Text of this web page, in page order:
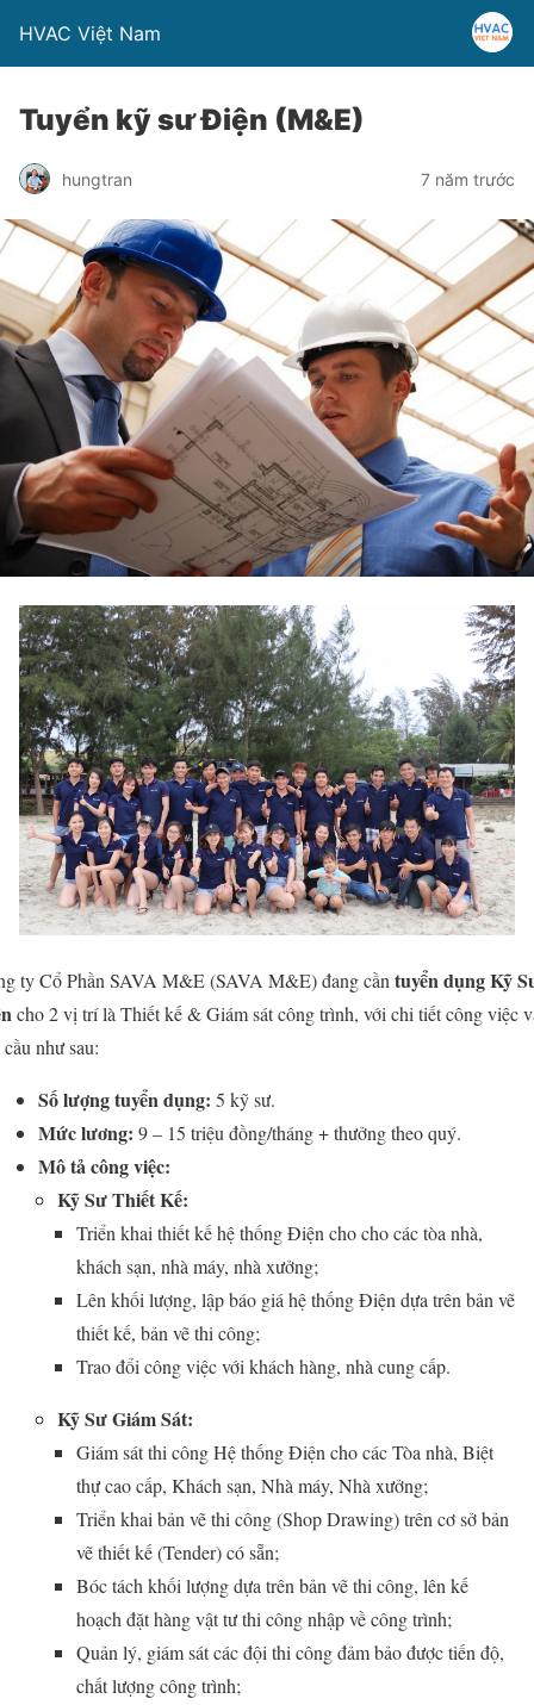
HVAC Việt Nam
Tuyển kỹ sư Điện (M&E)
hungtran 7 năm trước
ty Cổ Phần SAVA M&E (SAVA M&E) đang cần tuyển dụng Kỹ
cho 2 vị trí là Thiết kế & Giám sát công trình, với chi tiết công việc
như sau:
Số lượng tuyển dụng: 5 kỹ sư.
Mức lương: 9 – 15 triệu đồng/tháng + thưởng theo quý.
Mô tả công việc:
Kỹ Sư Thiết Kế:
Triển khai thiết kế hệ thống Điện cho cho các tòa nhà,
khách sạn, nhà máy, nhà xưởng;
Lên khối lượng, lập báo giá hệ thống Điện dựa trên bản vẽ
thiết kế, bản vẽ thi công;
Trao đổi công việc với khách hàng, nhà cung cấp.
Kỹ Sư Giám Sát:
Giám sát thi công Hệ thống Điện cho các Tòa nhà, Biệt
thự cao cấp, Khách sạn, Nhà máy, Nhà xưởng;
Triển khai bản vẽ thi công (Shop Drawing) trên cơ sở bản
vẽ thiết kế (Tender) có sẵn;
Bóc tách khối lượng dựa trên bản vẽ thi công, lên kế
hoạch đặt hàng vật tư thi công nhập về công trình;
Quản lý, giám sát các đội thi công đảm bảo được tiến độ,
chất lượng công trình;